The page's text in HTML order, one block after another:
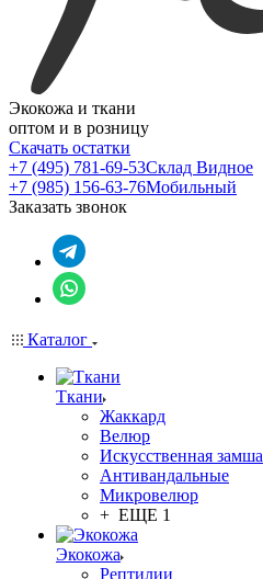
Экокожа и ткани
оптом и в розницу
Скачать остатки
+7 (495) 781-69-53Склад Видное
+7 (985) 156-63-76Мобильный
Заказать звонок
Каталог
Ткани
Жаккард
Велюр
Искусственная замша
Антивандальные
Микровелюр
+ ЕЩЕ 1
Экокожа
Рептилии